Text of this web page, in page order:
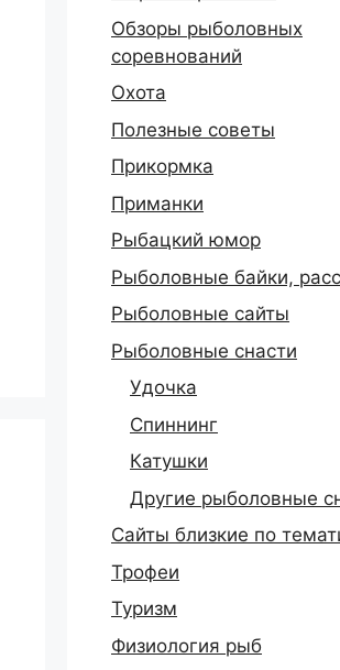
Обзоры рыболовных
соревнований
Охота
Полезные советы
Прикормка
Приманки
Рыбацкий юмор
Рыболовные байки,
Рыболовные сайты
Рыболовные снасти
Удочка
Спиннинг
Катушки
Другие рыболовные
Сайты близкие по
Трофеи
Туризм
Физиология рыб